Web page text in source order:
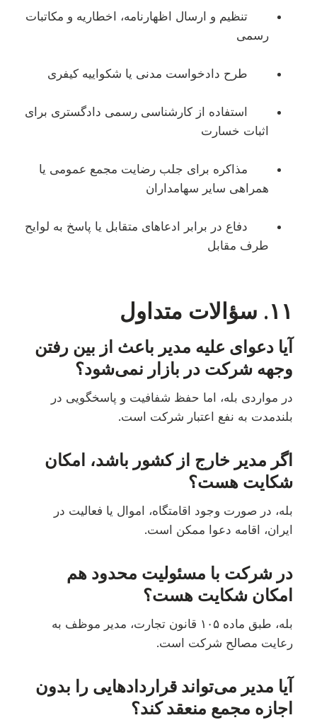
تنظیم و ارسال اظهارنامه، اخطاریه و مکاتبات
رسمی
طرح دادخواست مدنی یا شکواییه کیفری
استفاده از کارشناسی رسمی دادگستری برای
اثبات خسارت
مذاکره برای جلب رضایت مجمع عمومی یا
همراهی سایر سهامداران
دفاع در برابر ادعاهای متقابل یا پاسخ به لوایح
طرف مقابل
۱۱. سؤالات متداول
آیا دعوای علیه مدیر باعث از بین رفتن
وجهه شرکت در بازار نمی‌شود؟
در مواردی بله، اما حفظ شفافیت و پاسخگویی در
بلندمدت به نفع اعتبار شرکت است.
اگر مدیر خارج از کشور باشد، امکان
شکایت هست؟
بله، در صورت وجود اقامتگاه، اموال یا فعالیت در
ایران، اقامه دعوا ممکن است.
در شرکت با مسئولیت محدود هم
امکان شکایت هست؟
بله، طبق ماده ۱۰۵ قانون تجارت، مدیر موظف به
رعایت مصالح شرکت است.
آیا مدیر می‌تواند قراردادهایی را بدون
اجازه مجمع منعقد کند؟